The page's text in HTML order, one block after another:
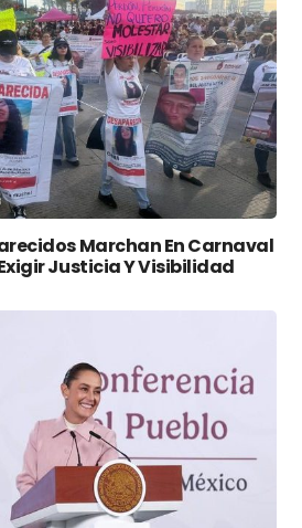
Marchan En Carnaval
Justicia Y Visibilidad